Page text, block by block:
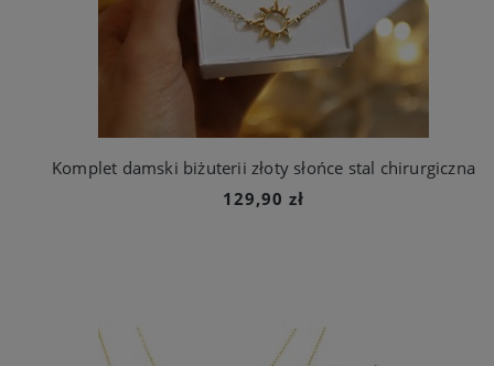
Komplet damski biżuterii złoty słońce stal chirurgiczna
129,90 zł